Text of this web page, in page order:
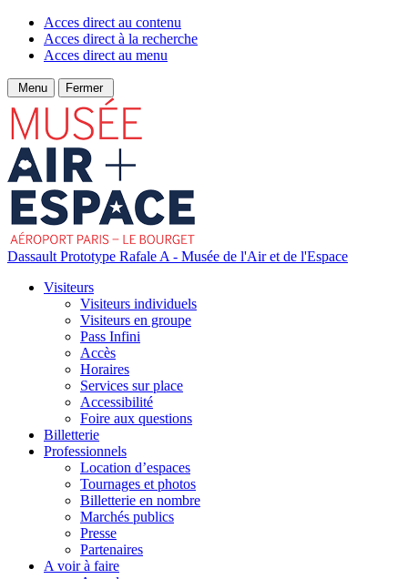
Acces direct au contenu
Acces direct à la recherche
Acces direct au menu
Menu Fermer
Dassault Prototype Rafale A - Musée de l'Air et de l'Espace
Visiteurs
Visiteurs individuels
Visiteurs en groupe
Pass Infini
Accès
Horaires
Services sur place
Accessibilité
Foire aux questions
Billetterie
Professionnels
Location d’espaces
Tournages et photos
Billetterie en nombre
Marchés publics
Presse
Partenaires
A voir à faire